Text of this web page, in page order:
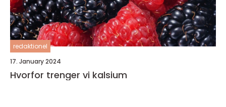
redaktionel
17. January 2024
Hvorfor trenger vi kalsium